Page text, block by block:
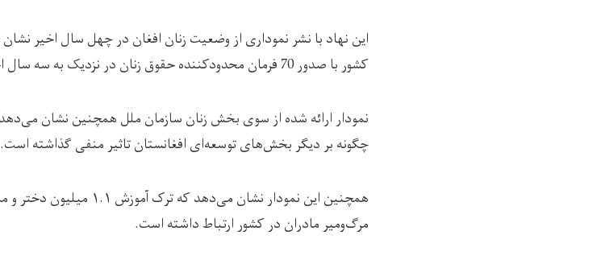
این نهاد با نشر نموداری از وضعیت زنان افغان در چهل سال اخیر
کشور با صدور 70 فرمان محدودکننده حقوق زنان در نزدیک به سه سال اخیر از سوی طالبان نابود شده است.
نمودار ارائه شده از سوی بخش زنان سازمان ملل همچنین نشان
چگونه بر دیگر بخش‌های توسعه‌ای افغانستان تاثیر منفی گذاشته است.
مرگ‌‌ومیر مادران در کشور ارتباط داشته است.